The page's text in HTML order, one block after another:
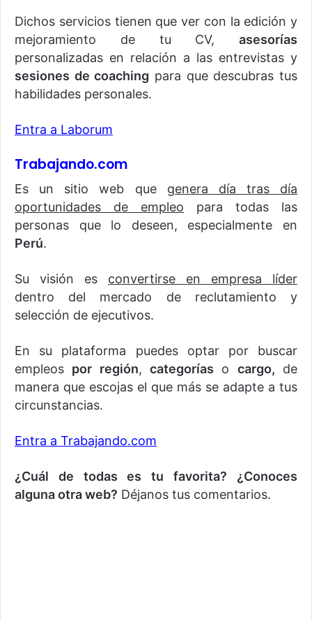
Dichos servicios tienen que ver con la edición y
mejoramiento de tu CV, asesorías
personalizadas en relación a las entrevistas y
sesiones de coaching para que descubras tus
habilidades personales.
Entra a Laborum
Trabajando.com
Es un sitio web que genera día tras día
oportunidades de empleo para todas las
personas que lo deseen, especialmente en
Perú.
Su visión es convertirse en empresa líder
dentro del mercado de reclutamiento y
selección de ejecutivos.
En su plataforma puedes optar por buscar
empleos por región,categorías o cargo, de
manera que escojas el que más se adapte a tus
circunstancias.
Entra a Trabajando.com
¿Cuál de todas es tu favorita? ¿Conoces
alguna otra web? Déjanos tus comentarios.